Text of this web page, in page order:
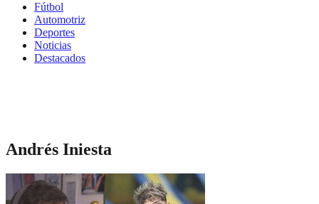
Fútbol
Automotriz
Deportes
Noticias
Destacados
Andrés Iniesta